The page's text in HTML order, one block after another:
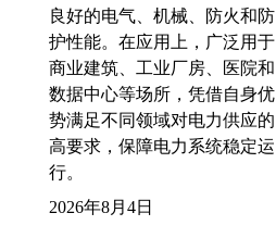
良好的电气、机械、防火和防
护性能。在应用上，广泛用于
商业建筑、工业厂房、医院和
数据中心等场所，凭借自身优
势满足不同领域对电力供应的
高要求，保障电力系统稳定运
行。
2026年8月4日